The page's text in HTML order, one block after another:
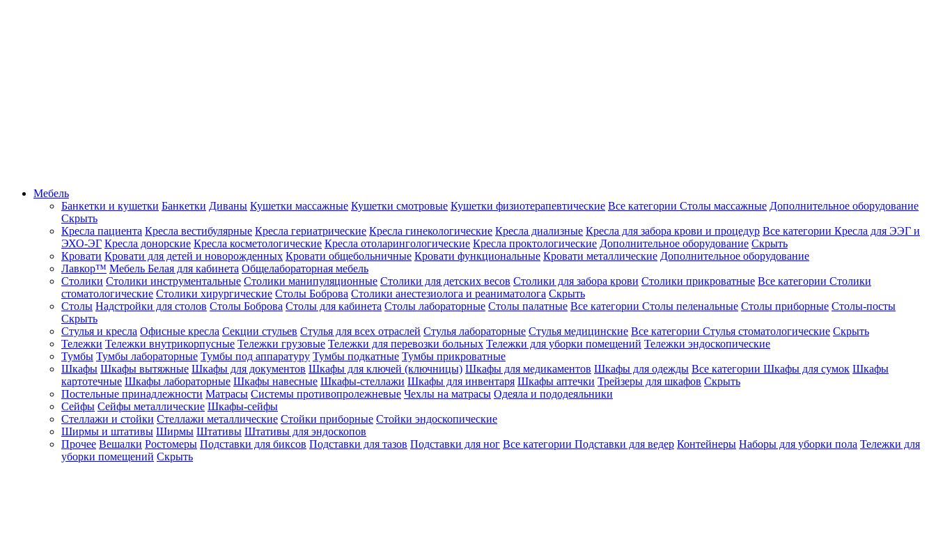
Мебель
Банкетки и кушетки Банкетки Диваны Кушетки массажные Кушетки смотровые Кушетки физиотерапевтические Все категории Столы массажные Дополнительное оборудование
Скрыть
Кресла пациента Кресла вестибулярные Кресла гериатрические Кресла гинекологические Кресла диализные Кресла для забора крови и процедур Все категории Кресла для ЭЭГ и
ЭХО-ЭГ Кресла донорские Кресла косметологические Кресла отоларингологические Кресла проктологические Дополнительное оборудование Скрыть
Кровати Кровати для детей и новорожденных Кровати общебольничные Кровати функциональные Кровати металлические Дополнительное оборудование
Лавкор™ Мебель Белая для кабинета Общелабораторная мебель
Столики Столики инструментальные Столики манипуляционные Столики для детских весов Столики для забора крови Столики прикроватные Все категории Столики
стоматологические Столики хирургические Столы Боброва Столики анестезиолога и реаниматолога Скрыть
Столы Надстройки для столов Столы Боброва Столы для кабинета Столы лабораторные Столы палатные Все категории Столы пеленальные Столы приборные Столы-посты
Скрыть
Стулья и кресла Офисные кресла Секции стульев Стулья для всех отраслей Стулья лабораторные Стулья медицинские Все категории Стулья стоматологические Скрыть
Тележки Тележки внутрикорпусные Тележки грузовые Тележки для перевозки больных Тележки для уборки помещений Тележки эндоскопические
Тумбы Тумбы лабораторные Тумбы под аппаратуру Тумбы подкатные Тумбы прикроватные
Шкафы Шкафы вытяжные Шкафы для документов Шкафы для ключей (ключницы) Шкафы для медикаментов Шкафы для одежды Все категории Шкафы для сумок Шкафы
картотечные Шкафы лабораторные Шкафы навесные Шкафы-стеллажи Шкафы для инвентаря Шкафы аптечки Трейзеры для шкафов Скрыть
Постельные принадлежности Матрасы Системы противопролежневые Чехлы на матрасы Одеяла и пододеяльники
Сейфы Сейфы металлические Шкафы-сейфы
Стеллажи и стойки Стеллажи металлические Стойки приборные Стойки эндоскопические
Ширмы и штативы Ширмы Штативы Штативы для эндоскопов
Прочее Вешалки Ростомеры Подставки для биксов Подставки для тазов Подставки для ног Все категории Подставки для ведер Контейнеры Наборы для уборки пола Тележки для
уборки помещений Скрыть